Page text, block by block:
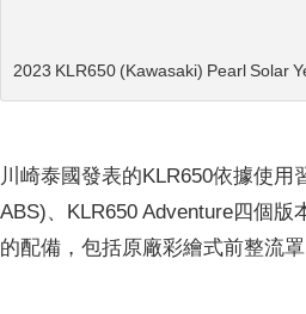
2023 KLR650 (Kawasaki) Pearl Solar
川崎泰國發表的KLR650依據使用
ABS)、KLR650 Adventure四個
的配備，包括原廠彩繪式前整流